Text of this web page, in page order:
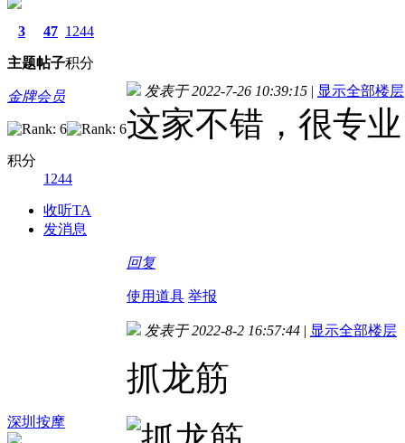
3
主题
47
帖子
1244
积分
金牌会员
积分
1244
收听TA
发消息
发表于 2022-7-26 10:39:15 | 显示全部楼层
这家不错，很专
回复
使用道具 举报
深圳按摩
发表于 2022-8-2 16:57:44 | 显示全部楼层
抓龙筋